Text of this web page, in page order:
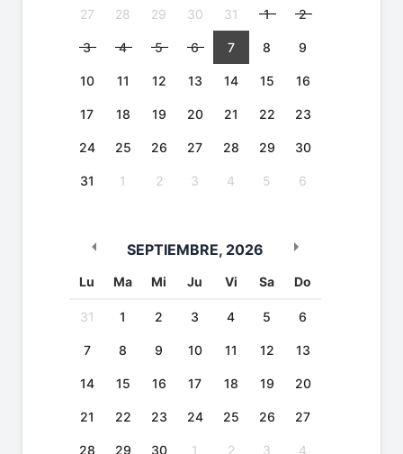
27 28 29 30 31 1 2
3 4 5 6 7 8 9
10 11 12 13 14 15 16
17 18 19 20 21 22 23
24 25 26 27 28 29 30
31 1 2 3 4 5 6
SEPTIEMBRE, 2026
Lu Ma Mi Ju Vi Sa Do
31 1 2 3 4 5 6
7 8 9 10 11 12 13
14 15 16 17 18 19 20
21 22 23 24 25 26 27
28 29 30 1 2 3 4